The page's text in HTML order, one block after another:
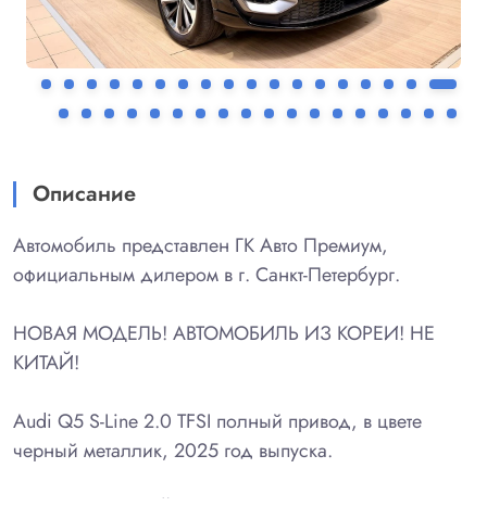
Описание
Автомобиль представлен ГК Авто Премиум,
официальным дилером в г. Санкт-Петербург.
НОВАЯ МОДЕЛЬ! АВТОМОБИЛЬ ИЗ КОРЕИ! НЕ
КИТАЙ!
Audi Q5 S-Line 2.0 TFSI полный привод, в цвете
черный металлик, 2025 год выпуска.